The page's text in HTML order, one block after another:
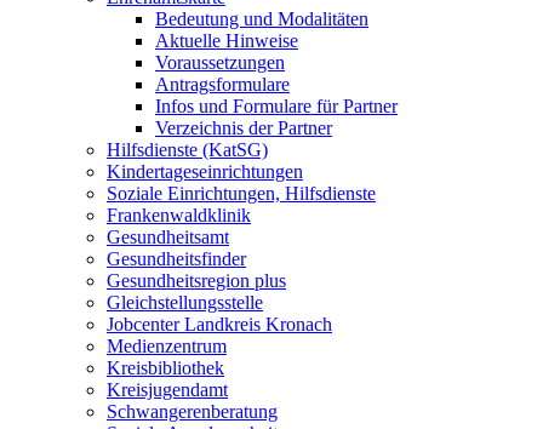
Bedeutung und Modalitäten
Aktuelle Hinweise
Voraussetzungen
Antragsformulare
Infos und Formulare für Partner
Verzeichnis der Partner
Hilfsdienste (KatSG)
Kindertageseinrichtungen
Soziale Einrichtungen, Hilfsdienste
Frankenwaldklinik
Gesundheitsamt
Gesundheitsfinder
Gesundheitsregion plus
Gleichstellungsstelle
Jobcenter Landkreis Kronach
Medienzentrum
Kreisbibliothek
Kreisjugendamt
Schwangerenberatung